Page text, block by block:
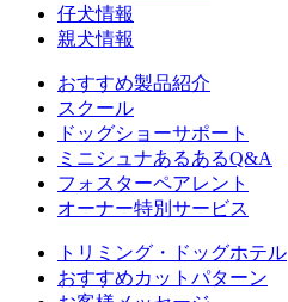
仔犬情報
親犬情報
おすすめ製品紹介
スクール
ドッグショーサポート
ミニシュナあるあるQ&A
フォスターペアレント
オーナー特別サービス
トリミング・ドッグホテル
おすすめカットパターン